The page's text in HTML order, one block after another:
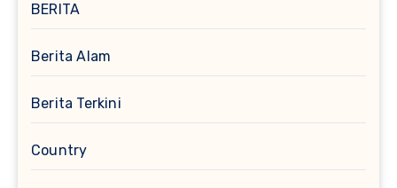
BERITA
Berita Alam
Berita Terkini
Country